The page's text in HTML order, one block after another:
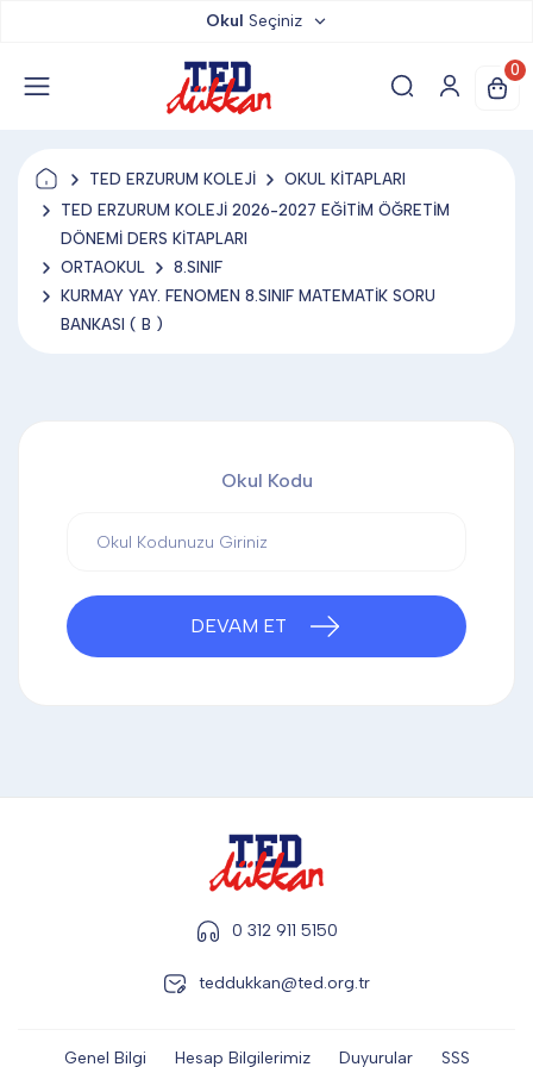
TED YAYINLARI
ANAHTARLIK
BLOKNOT & DEFTER
KALEM & KALEM SETİ
TERMOS & FİNCAN
Okul Seçiniz
0
TED ERZURUM KOLEJİ
OKUL KİTAPLARI
TED ERZURUM KOLEJİ 2026-2027 EĞİTİM ÖĞRETİM
DÖNEMİ DERS KİTAPLARI
ORTAOKUL
8.SINIF
KURMAY YAY. FENOMEN 8.SINIF MATEMATİK SORU
BANKASI ( B )
Okul Kodu
DEVAM ET
0 312 911 5150
teddukkan@ted.org.tr
Genel Bilgi Hesap Bilgilerimiz Duyurular SSS